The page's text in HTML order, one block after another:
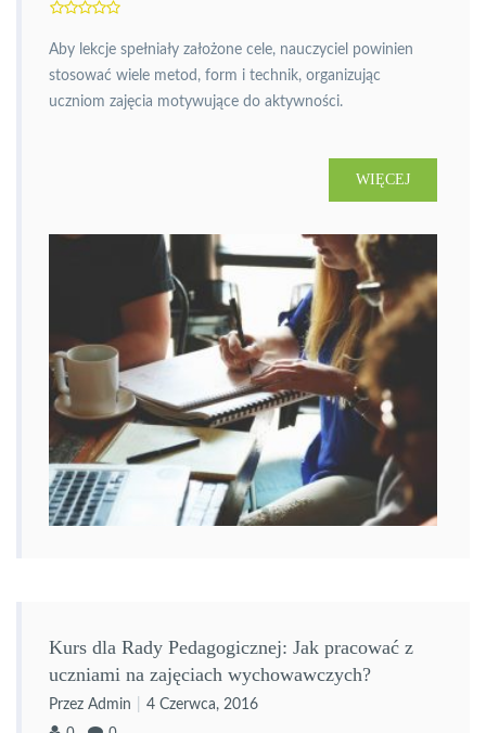
Aby lekcje spełniały założone cele, nauczyciel powinien
stosować wiele metod, form i technik, organizując
uczniom zajęcia motywujące do aktywności.
WIĘCEJ
Kurs dla Rady Pedagogicznej: Jak pracować z
uczniami na zajęciach wychowawczych?
Przez Admin 4 Czerwca, 2016